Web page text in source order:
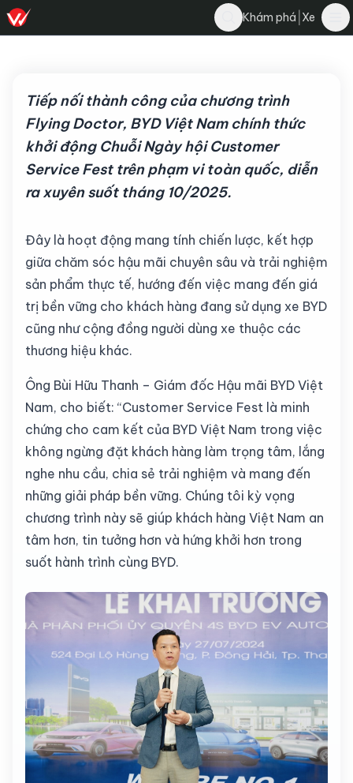
Khám phá Xe
29 tháng 9, 2025·4 phút đọc· 4.8K
Bình luận
Tiếp nối thành công của chương trình
Flying Doctor, BYD Việt Nam chính thức
khởi động Chuỗi Ngày hội Customer
Service Fest trên phạm vi toàn quốc, diễn
ra xuyên suốt tháng 10/2025.
Đây là hoạt động mang tính chiến lược, kết hợp
giữa chăm sóc hậu mãi chuyên sâu và trải nghiệm
sản phẩm thực tế, hướng đến việc mang đến giá
trị bền vững cho khách hàng đang sử dụng xe BYD
cũng như cộng đồng người dùng xe thuộc các
thương hiệu khác.
Ông Bùi Hữu Thanh – Giám đốc Hậu mãi BYD Việt
Nam, cho biết: “Customer Service Fest là minh
chứng cho cam kết của BYD Việt Nam trong việc
không ngừng đặt khách hàng làm trọng tâm, lắng
nghe nhu cầu, chia sẻ trải nghiệm và mang đến
những giải pháp bền vững. Chúng tôi kỳ vọng
chương trình này sẽ giúp khách hàng Việt Nam an
tâm hơn, tin tưởng hơn và hứng khởi hơn trong
suốt hành trình cùng BYD.